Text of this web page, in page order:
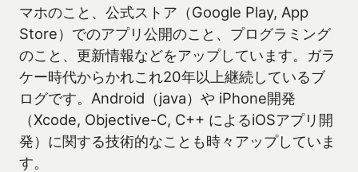
マホのこと、公式ストア（Google Play, App
Store）でのアプリ公開のこと、プログラミング
のこと、更新情報などをアップしています。ガラ
ケー時代からかれこれ20年以上継続しているブ
ログです。Android（java）や iPhone開発
（Xcode, Objective-C, C++ によるiOSアプリ開
発）に関する技術的なことも時々アップしていま
す。